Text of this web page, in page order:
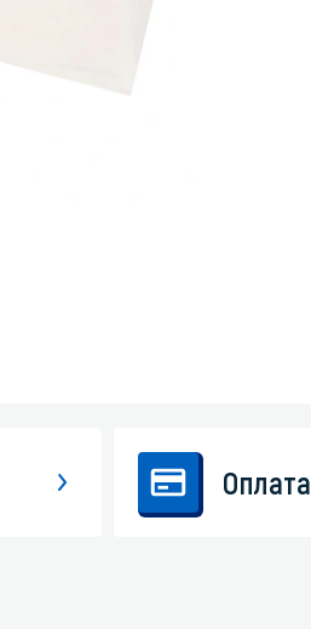
Стекла и зеркала
Оплата